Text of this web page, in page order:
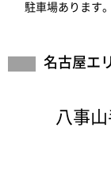
駐車場あります。
名古屋エ
八事